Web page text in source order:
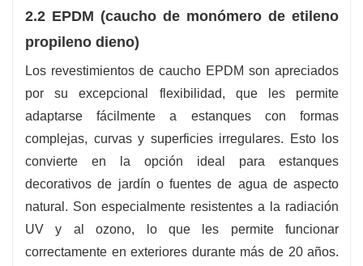
2.2 EPDM (caucho de monómero de etileno
propileno dieno)
Los revestimientos de caucho EPDM son apreciados
por su excepcional flexibilidad, que les permite
adaptarse fácilmente a estanques con formas
complejas, curvas y superficies irregulares. Esto los
convierte en la opción ideal para estanques
decorativos de jardín o fuentes de agua de aspecto
natural. Son especialmente resistentes a la radiación
UV y al ozono, lo que les permite funcionar
correctamente en exteriores durante más de 20 años.